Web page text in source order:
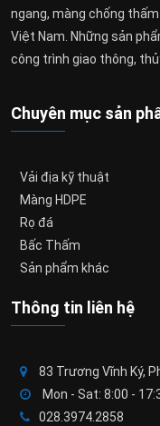
ngang, màng chống
Việt Nam. Những sản
công trình giao thông,
Chuyên mục sản
Vải địa kỹ thuật
Màng HDPE
Rọ đá
Bấc Thấm
Sản phẩm khác
Thông tin liên hệ
83 Trương Vĩnh Ký,
Mon - Sat: 8:00 -
028.3974.2858